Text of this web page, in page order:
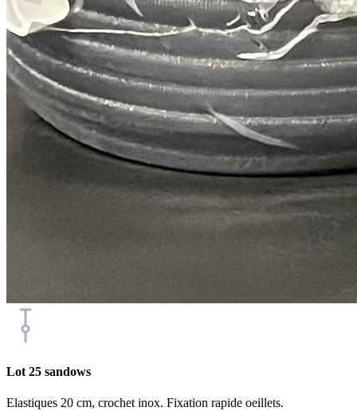
Lot 25 sandows
Elastiques 20 cm, crochet inox. Fixation rapide oeillets.